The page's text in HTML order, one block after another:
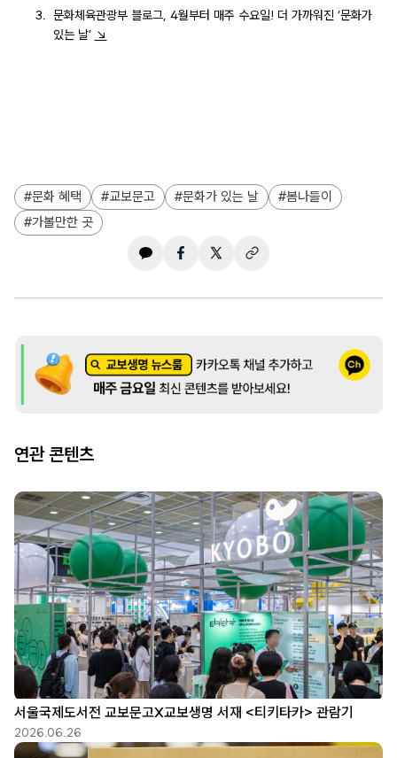
문화체육관광부 블로그, 4월부터 매주 수요일! 더 가까워진 ‘문화가
있는 날’ ↘
문화 혜택 교보문고 문화가 있는 날
봄나들이
가볼만한 곳
연관 콘텐츠
서울국제도서전 교보문고X교보생명 서재 <티키타카> 관람기
2026.06.26